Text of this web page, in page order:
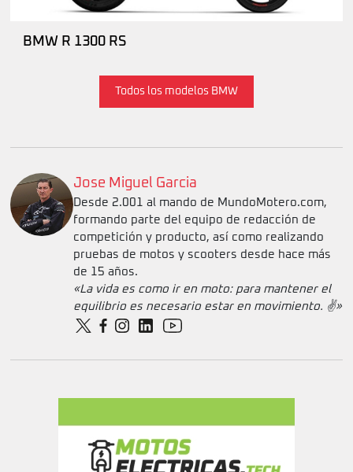
BMW R 1300 RS
Todos los modelos BMW
Jose Miguel Garcia
Desde 2.001 al mando de MundoMotero.com,
formando parte del equipo de redacción de
competición y producto, así como realizando
pruebas de motos y scooters desde hace más
de 15 años.
«La vida es como ir en moto: para mantener el
equilibrio es necesario estar en movimiento. ✌️»